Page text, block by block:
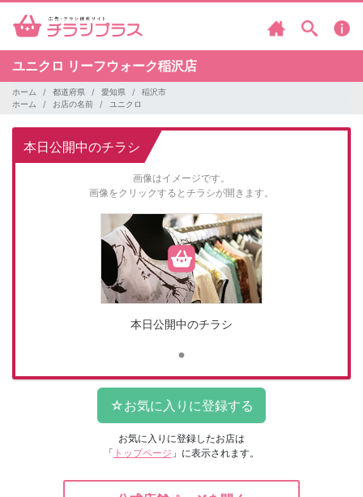
ユニクロ リーフウォーク稲沢店
ホーム 都道府県 愛知県
稲沢市
ホーム
お店の名前 ユニクロ
本日公開中のチラシ
画像はイメージです。
画像をクリックするとチラシが開きます。
本日公開中のチラシ
お気に入りに登録したお店は
「 トップページ 」に表示されます。